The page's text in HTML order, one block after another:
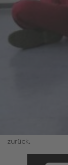
schätzt
der
junger
zurück.